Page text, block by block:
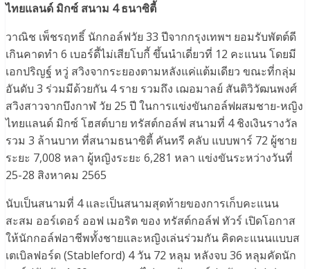
ไทยแลนด์ มิกซ์ สนาม 4 ธนาซิตี้
วาณิช เพ็ชรฤทธิ์ นักกอล์ฟวัย 33 ปีจากกรุงเทพฯ ยอมรับพัตต์ดี
เกินคาดทำ 6 เบอร์ดี้ไม่เสียโบกี้ ขึ้นนำเดี่ยวที่ 12 คะแนน โดยมี
เอกปริญฐ์​ หวู่ สวิงจากระยองตามหลังแค่แต้มเดียว ขณะที่กลุ่ม
อันดับ 3 ร่วมมีด้วยกัน 4 ราย รวมถึง เฌอมาลย์ สันติวิวัฒนพงศ์
สวิงสาวจากบึงกาฬ วัย 25 ปี ในการแข่งขันกอล์ฟผสมชาย-หญิง
ไทยแลนด์ มิกซ์​ โฮสต์บาย ทรัสต์กอล์ฟ สนามที่ 4 ชิงเงินรางวัล
รวม 3 ล้านบาท ที่สนามธนาซิตี้ คันทรี คลับ แบบพาร์ 72 ผู้ชาย
ระยะ 7,008 หลา ผู้หญิงระยะ 6,281 หลา แข่งขันระหว่างวันที่
25-28 สิงหาคม 2565
นับเป็นสนามที่ 4 และเป็นสนามสุดท้ายของการเก็บคะแนน
สะสม ออร์เดอร์ ออฟ เมอริต ของ ทรัสต์กอล์ฟ ทัวร์ เปิดโอกาส
ให้นักกอล์ฟอาชีพทั้งชายและหญิงเล่นร่วมกัน คิดคะแนนแบบส
เตเบิลฟอร์ด (Stableford) 4 วัน 72 หลุม หลังจบ 36 หลุมคัดนัก